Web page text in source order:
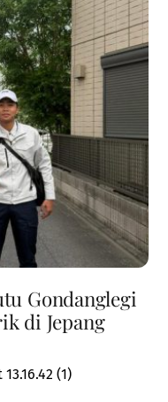
Gondanglegi
di Jepang